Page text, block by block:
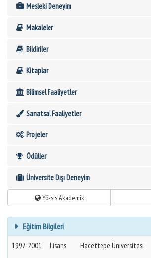
Mesleki Deneyim
Makaleler
Bildiriler
Kitaplar
Bilimsel Faaliyetler
Sanatsal Faaliyetler
Projeler
Ödüller
Üniversite Dışı Deneyim
Yöksis Akademik
Eğitim Bilgileri
1997-2001 Lisans Hacettepe Üniversitesi